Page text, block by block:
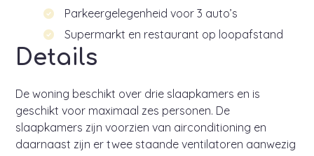
Parkeergelegenheid voor 3 auto’s
Supermarkt en restaurant op loopafstand
Details
De woning beschikt over drie slaapkamers en is
geschikt voor maximaal zes personen. De
slaapkamers zijn voorzien van airconditioning en
daarnaast zijn er twee staande ventilatoren aanwezig